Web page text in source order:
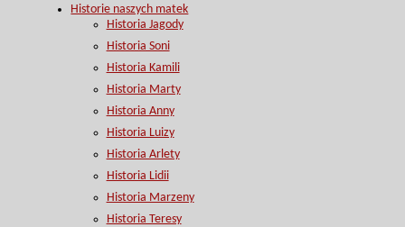
Historie naszych matek
Historia Jagody
Historia Soni
Historia Kamili
Historia Marty
Historia Anny
Historia Luizy
Historia Arlety
Historia Lidii
Historia Marzeny
Historia Teresy